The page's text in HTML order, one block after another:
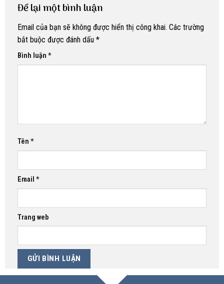
Để lại một bình luận
Email của bạn sẽ không được hiển thị công khai. Các trường
bắt buộc được đánh dấu *
Bình luận *
Tên *
Email *
Trang web